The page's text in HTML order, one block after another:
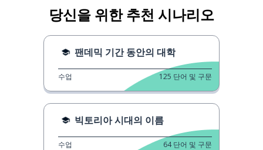
당신을 위한 추천 시나리오
팬데믹 기간 동안의 대학
수업 125 단어 및 구문
빅토리아 시대의 이름
수업 64 단어 및 구문